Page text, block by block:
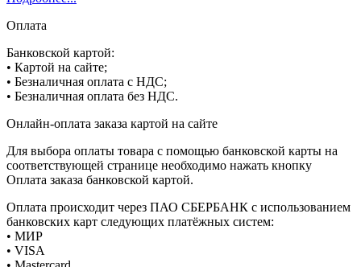
Оплата
Банковской картой:
• Картой на сайте;
• Безналичная оплата с НДС;
• Безналичная оплата без НДС.
Онлайн-оплата заказа картой на сайте
Для выбора оплаты товара с помощью банковской карты на
соответствующей странице необходимо нажать кнопку
Оплата заказа банковской картой.
Оплата происходит через ПАО СБЕРБАНК с использованием
банковских карт следующих платёжных систем:
• МИР
• VISA